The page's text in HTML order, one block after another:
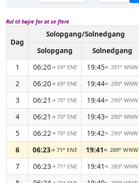
Rul til højre for at se flere
Dag
Solopgang/Solnedgang
Solopgang
Solnedgang
1
06:20↑ 69° ENE 19:45↑ 291° WNW
2
06:20↑ 69° ENE 19:44↑ 290° WNW
3
06:21 ↑ 70° ENE 19:44↑ 290° WNW
4
06:21 ↑ 70° ENE 19:43↑ 290° WNW
5
06:22↑ 70° ENE 19:42↑ 290° WNW
6
06:23↑71° ENE 19:41 ↑289° WNW
7
06:23↑ 71° ENE 19:41 ↑ 289° WNW